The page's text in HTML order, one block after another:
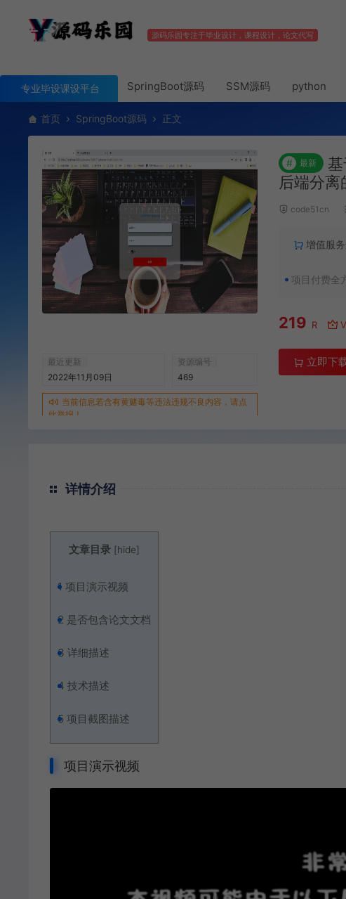
源码乐园专注于毕业设计，课程设计，论文代写
专业毕设课设平台 SpringBoot源码 SSM源码 python
首页 SpringBoot源码 正文
最近更新
2022年11月09日
资源编号
469
当前信息若含有黄赌毒等违法违规不良内容，请点
此举报！
# 最新
后端分
code51cn
增值服务
项目付费全
219 R
立即下
详情介绍
文章目录 [hide]
1 项目演示视频
2 是否包含论文文档
3 详细描述
4 技术描述
5 项目截图描述
项目演示视频